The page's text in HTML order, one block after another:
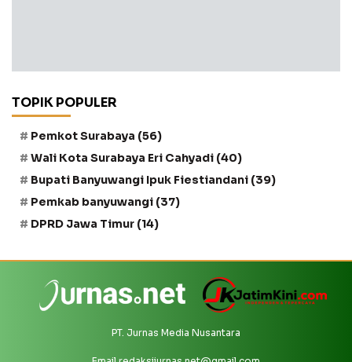
TOPIK POPULER
Pemkot Surabaya (56)
Wali Kota Surabaya Eri Cahyadi (40)
Bupati Banyuwangi Ipuk Fiestiandani (39)
Pemkab banyuwangi (37)
DPRD Jawa Timur (14)
PT. Jurnas Media Nusantara